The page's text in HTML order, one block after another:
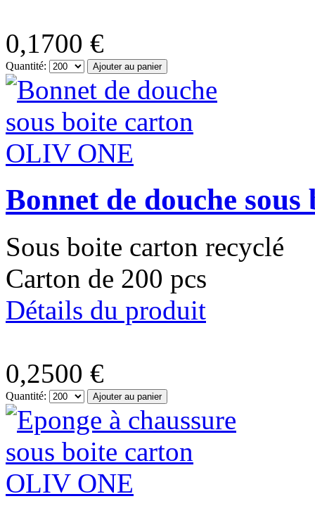
0,1700 €
Quantité:
Bonnet de douche
Sous boite carton recyclé
Carton de 200 pcs
Détails du produit
0,2500 €
Quantité: